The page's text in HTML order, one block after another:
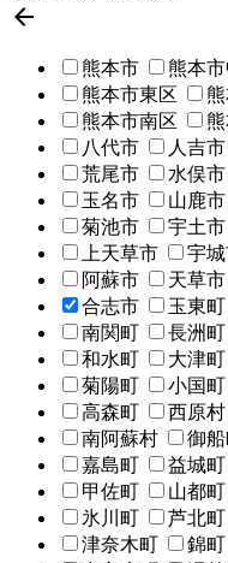

熊本市
熊本
熊本市東区
熊本市南区
八代市
人吉市
荒尾市
水俣市
玉名市
山鹿市
菊池市
宇土市
上天草市
宇
阿蘇市
天草市
合志市
玉東町
南関町
長洲町
和水町
大津町
菊陽町
小国町
高森町
西原村
南阿蘇村
御
嘉島町
益城町
甲佐町
山都町
氷川町
芦北町
津奈木町
錦町